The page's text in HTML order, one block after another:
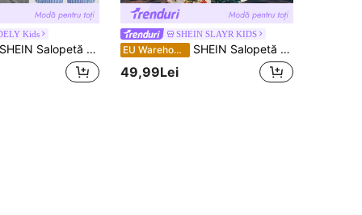
Kids
SHEIN Salopetă casual cu dungi, mânecă scurtă, guler cămașă, model preadolescent, model lejer, potrivită pentru primăvară/vară
SHEIN SLAYR KIDS
EU Warehouse SHEIN Salopetă scurtă tip cami pentru fete tween, cu imprimeu cu plante tropicale
49,99Lei